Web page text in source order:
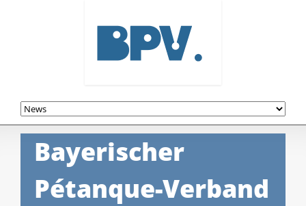
Navigation
überspringen
Bayerischer
Pétanque-Verband